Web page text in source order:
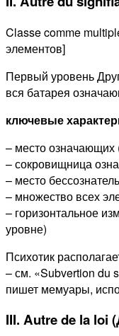
Classe comme
элементов]
Первый уровень
вся батарея
ключевые
– место означающих
– сокровищница
– место
– множество всех
– горизонтальное
уровне)
Психотик
– см. «Subvertion du
пишет мемуары,
III. Autre de la loi